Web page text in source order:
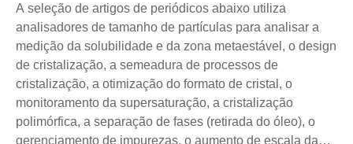
A seleção de artigos de periódicos abaixo utiliza
analisadores de tamanho de partículas para analisar a
medição da solubilidade e da zona metaestável, o design
de cristalização, a semeadura de processos de
cristalização, a otimização do formato de cristal, o
monitoramento da supersaturação, a cristalização
polimórfica, a separação de fases (retirada do óleo), o
gerenciamento de impurezas, o aumento de escala da